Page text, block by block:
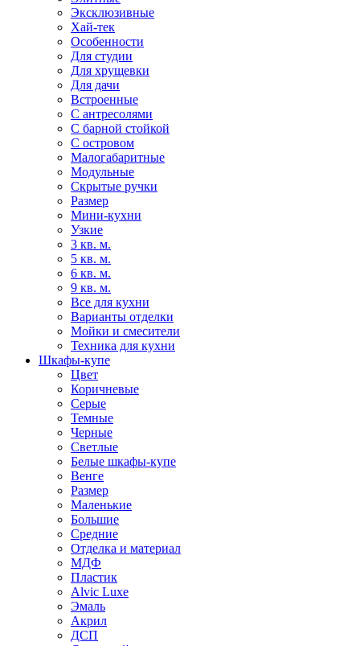
Эксклюзивные
Хай-тек
Особенности
Для студии
Для хрущевки
Для дачи
Встроенные
С антресолями
С барной стойкой
С островом
Малогабаритные
Модульные
Скрытые ручки
Размер
Мини-кухни
Узкие
3 кв. м.
5 кв. м.
6 кв. м.
9 кв. м.
Все для кухни
Варианты отделки
Мойки и смесители
Техника для кухни
Шкафы-купе
Цвет
Коричневые
Серые
Темные
Черные
Светлые
Белые шкафы-купе
Венге
Размер
Маленькие
Большие
Средние
Отделка и материал
МДФ
Пластик
Alvic Luxe
Эмаль
Акрил
ДСП